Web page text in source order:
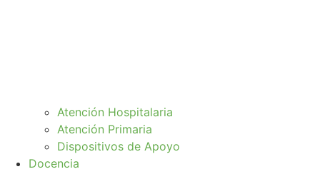
Atención Hospitalaria
Atención Primaria
Dispositivos de Apoyo
Docencia